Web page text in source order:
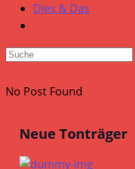
Dies & Das
No Post Found
Neue Tonträger